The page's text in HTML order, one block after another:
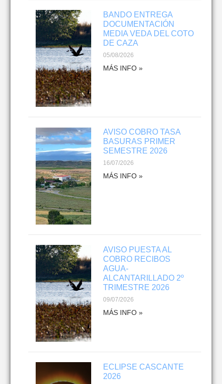
BANDO ENTREGA
DOCUMENTACIÓN
MEDIA VEDA DEL COTO
DE CAZA
05/08/2026
MÁS INFO »
AVISO COBRO TASA
BASURAS PRIMER
SEMESTRE 2026
16/07/2026
MÁS INFO »
AVISO PUESTA AL
COBRO RECIBOS
AGUA-
ALCANTARILLADO 2º
TRIMESTRE 2026
09/07/2026
MÁS INFO »
ECLIPSE CASCANTE
2026